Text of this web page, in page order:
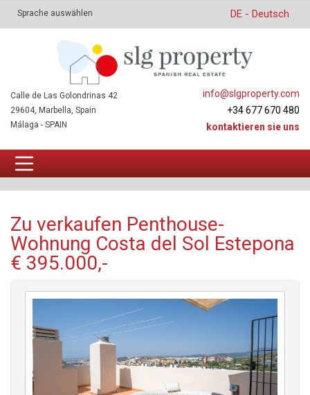
Sprache auswählen DE - Deutsch
info@slgproperty.com
+34 677 670 480
kontaktieren sie uns
Calle de Las Golondrinas 42
29604, Marbella, Spain
Málaga - SPAIN
Zu verkaufen Penthouse-
Wohnung Costa del Sol Estepona
€ 395.000,-